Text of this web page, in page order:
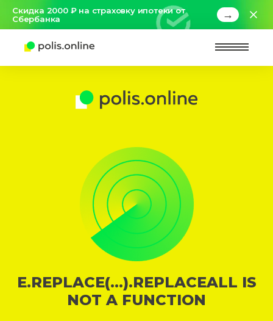
Скидка 2000 ₽ на страховку ипотеки от
Сбербанка
→
E.REPLACE(...).REPLACEALL IS
NOT A FUNCTION